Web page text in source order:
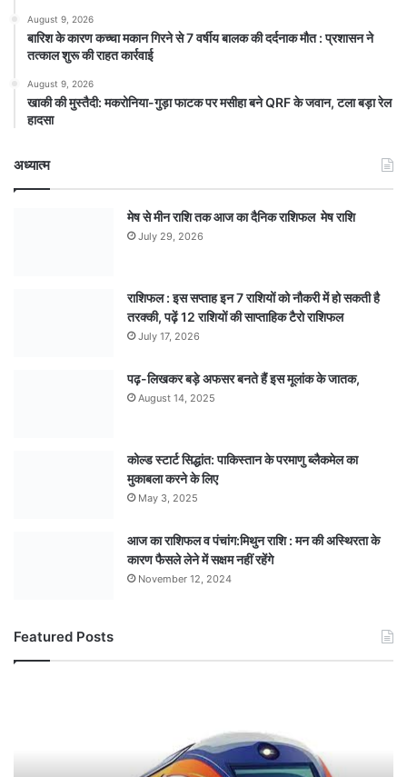
August 9, 2026
बारिश के कारण कच्चा मकान गिरने से 7 वर्षीय बालक की दर्दनाक मौत : प्रशासन ने
तत्काल शुरू की राहत कार्रवाई
August 9, 2026
खाकी की मुस्तैदी: मकरोनिया-गुड़ा फाटक पर मसीहा बने QRF के जवान, टला बड़ा रेल
हादसा
अध्यात्म
मेष से मीन राशि तक आज का दैनिक राशिफल मेष राशि
July 29, 2026
राशिफल : इस सप्ताह इन 7 राशियों को नौकरी में हो सकती है
तरक्की, पढ़ें 12 राशियों की साप्ताहिक टैरो राशिफल
July 17, 2026
पढ़-लिखकर बड़े अफसर बनते हैं इस मूलांक के जातक,
August 14, 2025
कोल्ड स्टार्ट सिद्धांत: पाकिस्तान के परमाणु ब्लैकमेल का
मुकाबला करने के लिए
May 3, 2025
आज का राशिफल व पंचांग:मिथुन राशि : मन की अस्थिरता के
कारण फैसले लेने में सक्षम नहीं रहेंगे
November 12, 2024
Featured Posts